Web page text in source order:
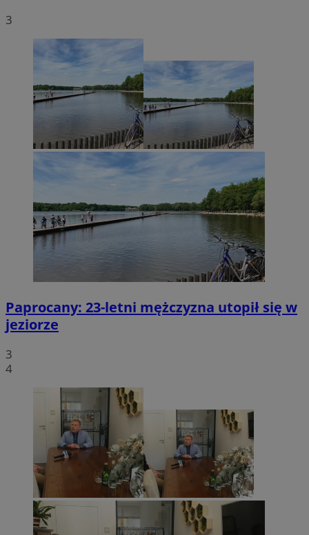
3
Paprocany: 23-letni mężczyzna utopił się w
jeziorze
3
4